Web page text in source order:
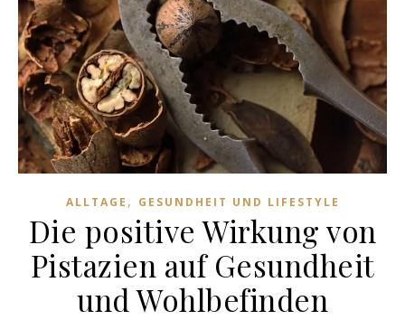
ALLTAGE , GESUNDHEIT UND LIFESTYLE
Die positive Wirkung von
Pistazien auf Gesundheit
und Wohlbefinden